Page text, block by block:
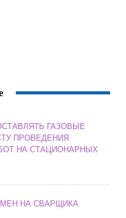
ГАЗОВЫЕ
ПРОВЕДЕНИЯ
НА СТАЦИОНАРНЫХ
НА СВАРЩИКА